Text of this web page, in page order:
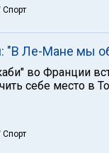
Спорт
"В Ле-Мане мы
во Франции
себе место в
Спорт